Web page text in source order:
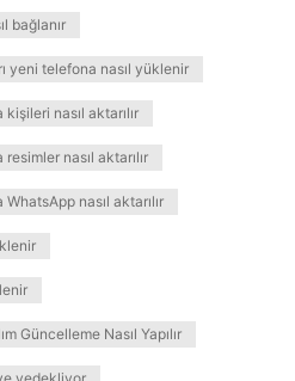
bağlanır
yeni telefona nasıl yüklenir
nasıl aktarılır
nasıl aktarılır
nasıl aktarılır
Güncelleme Nasıl Yapılır